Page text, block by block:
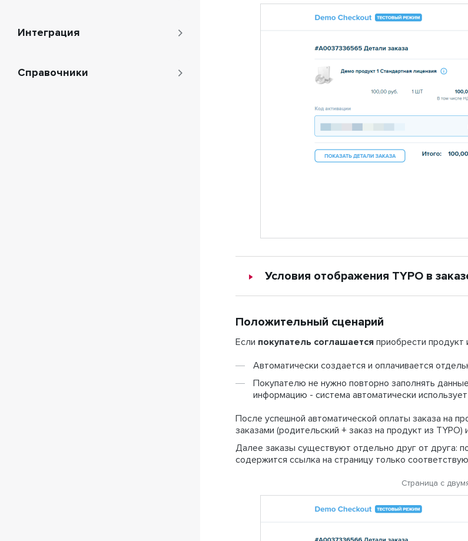
Интеграция
Справочники
Условия отображения TYPO в
Положительный сценарий
Если покупатель соглашается приобрести продукт
Автоматически создается и оплачивается
Покупателю не нужно повторно заполнять
информацию - система автоматически
После успешной автоматической оплаты заказа на
заказами (родительский + заказ на продукт из
Далее заказы существуют отдельно друг от друга:
содержится ссылка на страницу только
Страница с